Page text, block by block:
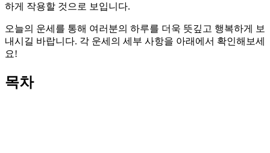
하게 작용할 것으로 보입니다.
오늘의 운세를 통해 여러분의 하루를 더욱 뜻깊고 행복하게 보
내시길 바랍니다. 각 운세의 세부 사항을 아래에서 확인해보세
요!
목차